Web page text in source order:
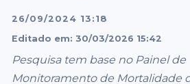
26/09/2024 13:18
Editado em: 30/03/2026 15:42
Pesquisa tem base no Painel de
Monitoramento de Mortalidade